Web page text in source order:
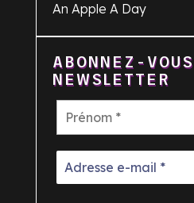
An Apple A Day
ABONNEZ-
NEWSLETTER